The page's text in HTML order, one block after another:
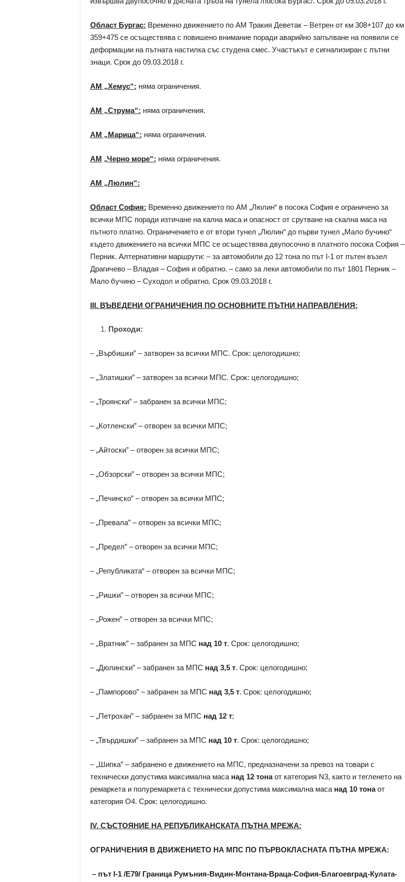
Област Бургас: Временно движението по АМ Тракия Деветак – Ветрен от км 308+107 до км
359+475 се осъществява с повишено внимание поради аварийно запълване на появили се
деформации на пътната настилка със студена смес. Участъкът е сигнализиран с пътни
знаци. Срок до 09.03.2018 г.
АМ „Хемус“: няма ограничения.
АМ „Струма“: няма ограничения.
АМ „Марица“: няма ограничения.
АМ „Черно море“: няма ограничения.
АМ „Люлин“:
Област София: Временно движението по АМ „Люлин“ в посока София е ограничено за
всички МПС поради изтичане на кална маса и опасност от срутване на скална маса на
пътното платно. Ограничението е от втори тунел „Люлин“ до първи тунел „Мало бучино“
където движението на всички МПС се осъществява двупосочно в платното посока София –
Перник. Алтернативни маршрути: – за автомобили до 12 тона по път I-1 от пътен възел
Драгичево – Владая – София и обратно. – само за леки автомобили по път 1801 Перник –
Мало бучино – Суходол и обратно. Срок 09.03.2018 г.
ІІI. ВЪВЕДЕНИ ОГРАНИЧЕНИЯ ПО ОСНОВНИТЕ ПЪТНИ НАПРАВЛЕНИЯ:
Проходи:
– „Върбишки” – затворен за всички МПС. Срок: целогодишно;
– „Златишки” – затворен за всички МПС. Срок: целогодишно;
– „Троянски” – забранен за всички МПС;
– „Котленски” – отворен за всички МПС;
– „Айтоски” – отворен за всички МПС;
– „Обзорски” – отворен за всички МПС;
– „Печинско” – отворен за всички МПС;
– „Превала” – отворен за всички МПС;
– „Предел” – отворен за всички МПС;
– „Републиката“ – отворен за всички МПС;
– „Ришки” – отворен за всички МПС;
– „Рожен” – отворен за всички МПС;
– „Вратник” – забранен за МПС над 10 т. Срок: целогодишно;
– „Дюлински” – забранен за МПС над 3,5 т. Срок: целогодишно;
– „Пампорово” – забранен за МПС над 3,5 т. Срок: целогодишно;
– „Петрохан” – забранен за МПС над 12 т;
– „Твърдишки” – забранен за МПС над 10 т. Срок: целогодишно;
– „Шипка” – забранено е движението на МПС, предназначени за превоз на товари с
технически допустима максимална маса над 12 тонаот категория N3, както и тегленето на
ремаркета и полуремаркета с технически допустима максимална маса над 10 тонаот
категория О4. Срок: целогодишно.
ІV. СЪСТОЯНИЕ НА РЕПУБЛИКАНСКАТА ПЪТНА МРЕЖА:
ОГРАНИЧЕНИЯ В ДВИЖЕНИЕТО НА МПС ПО ПЪРВОКЛАСНАТА ПЪТНА МРЕЖА:
– път I-1 /Е79/ Граница Румъния-Видин-Монтана-Враца-София-Благоевград-Кулата-